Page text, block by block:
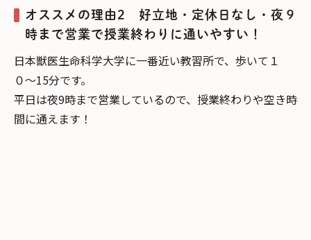
オススメの理由2 好立地・定休日なし・夜９
時まで営業で授業終わりに通いやすい！
日本獣医生命科学大学に一番近い教習所で、歩いて１
０〜15分です。
平日は夜9時まで営業しているので、授業終わりや空き時
間に通えます！